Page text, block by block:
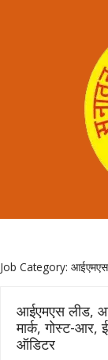
Job Category:
आईएमएस लीड,
मार्क, गोस्ट-आर,
ऑडिटर